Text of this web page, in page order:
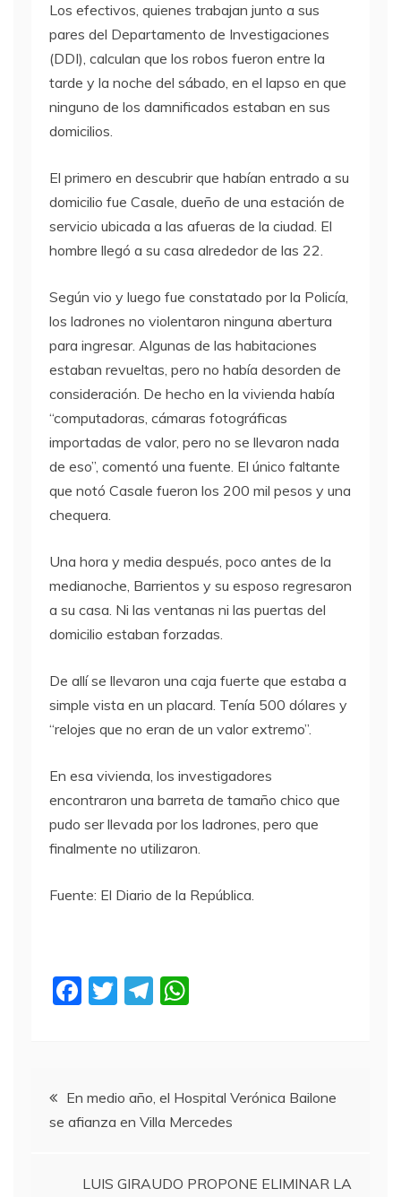
Los efectivos, quienes trabajan junto a sus
pares del Departamento de Investigaciones
(DDI), calculan que los robos fueron entre la
tarde y la noche del sábado, en el lapso en que
ninguno de los damnificados estaban en sus
domicilios.
El primero en descubrir que habían entrado a su
domicilio fue Casale, dueño de una estación de
servicio ubicada a las afueras de la ciudad. El
hombre llegó a su casa alrededor de las 22.
Según vio y luego fue constatado por la Policía,
los ladrones no violentaron ninguna abertura
para ingresar. Algunas de las habitaciones
estaban revueltas, pero no había desorden de
consideración. De hecho en la vivienda había
“computadoras, cámaras fotográficas
importadas de valor, pero no se llevaron nada
de eso”, comentó una fuente. El único faltante
que notó Casale fueron los 200 mil pesos y una
chequera.
Una hora y media después, poco antes de la
medianoche, Barrientos y su esposo regresaron
a su casa. Ni las ventanas ni las puertas del
domicilio estaban forzadas.
De allí se llevaron una caja fuerte que estaba a
simple vista en un placard. Tenía 500 dólares y
“relojes que no eran de un valor extremo”.
En esa vivienda, los investigadores
encontraron una barreta de tamaño chico que
pudo ser llevada por los ladrones, pero que
finalmente no utilizaron.
Fuente: El Diario de la República.
F
b
o
T
T
a
m
A
p
Navegación
de
entradas
En medio año, el Hospital Verónica Bailone
se afianza en Villa Mercedes
LUIS GIRAUDO PROPONE ELIMINAR LA